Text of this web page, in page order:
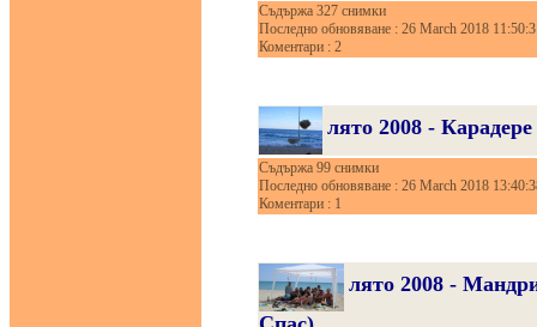
Съдържа 327 снимки
Последно обновяване : 26 March 2018
Коментари : 2
лято 2008 -
Съдържа 99 снимки
Последно обновяване : 26 March 2018
Коментари : 1
лято 2008 -